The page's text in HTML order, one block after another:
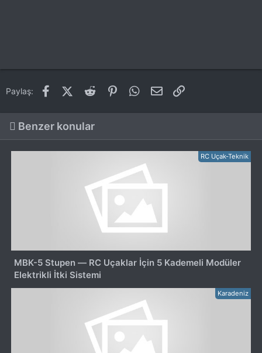
Paylaş: FacebookX (Twitter)
Reddit PinterestWhatsApp
E-posta
Benzer konular
RC Uçak-Teknik
MBK-5 Stupen — RC Uçaklar İçin 5 Kademeli Modüler
Elektrikli İtki Sistemi
Karadeniz